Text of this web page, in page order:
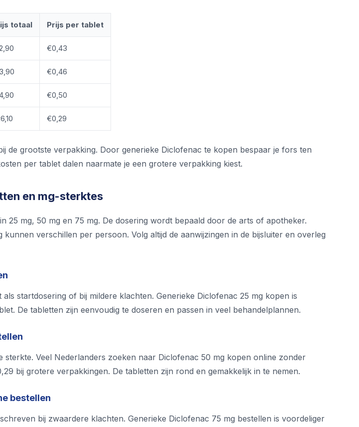
totaal Prijs per tablet
€0,43
€0,46
€0,50
€0,29
de grootste verpakking. Door generieke Diclofenac te kopen bespaar je fors ten
per tablet dalen naarmate je een grotere verpakking kiest.
en mg-sterktes
25 mg, 50 mg en 75 mg. De dosering wordt bepaald door de arts of apotheker.
verschillen per persoon. Volg altijd de aanwijzingen in de bijsluiter en overleg
startdosering of bij mildere klachten. Generieke Diclofenac 25 mg kopen is
De tabletten zijn eenvoudig te doseren en passen in veel behandelplannen.
sterkte. Veel Nederlanders zoeken naar Diclofenac 50 mg kopen online zonder
bij grotere verpakkingen. De tabletten zijn rond en gemakkelijk in te nemen.
bestellen
bij zwaardere klachten. Generieke Diclofenac 75 mg bestellen is voordeliger